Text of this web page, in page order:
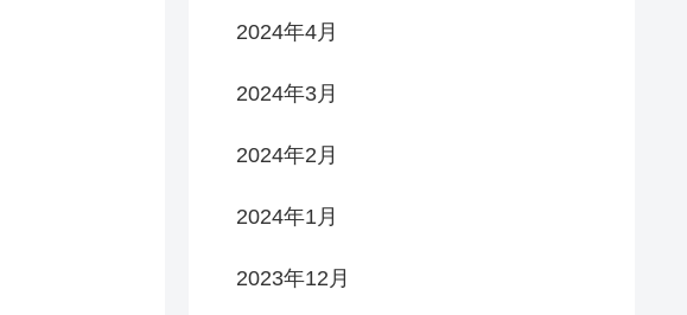
2024年4月
2024年3月
2024年2月
2024年1月
2023年12月